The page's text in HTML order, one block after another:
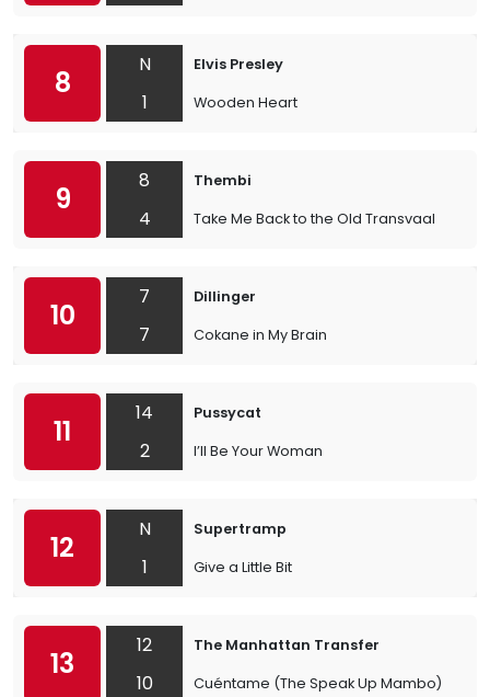
8
N
1
Elvis Presley
Wooden Heart
9
8
4
Thembi
Take Me Back to the Old Transvaal
10
7
7
Dillinger
Cokane in My Brain
11
14
2
Pussycat
I’ll Be Your Woman
12
N
1
Supertramp
Give a Little Bit
13
12
10
The Manhattan Transfer
Cuéntame (The Speak Up Mambo)